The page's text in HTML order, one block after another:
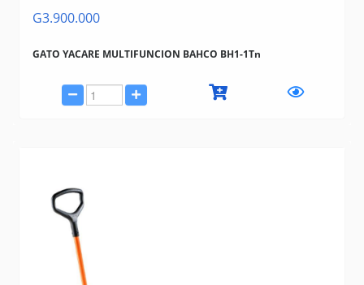
G3.900.000
GATO YACARE MULTIFUNCION BAHCO BH1-1Tn